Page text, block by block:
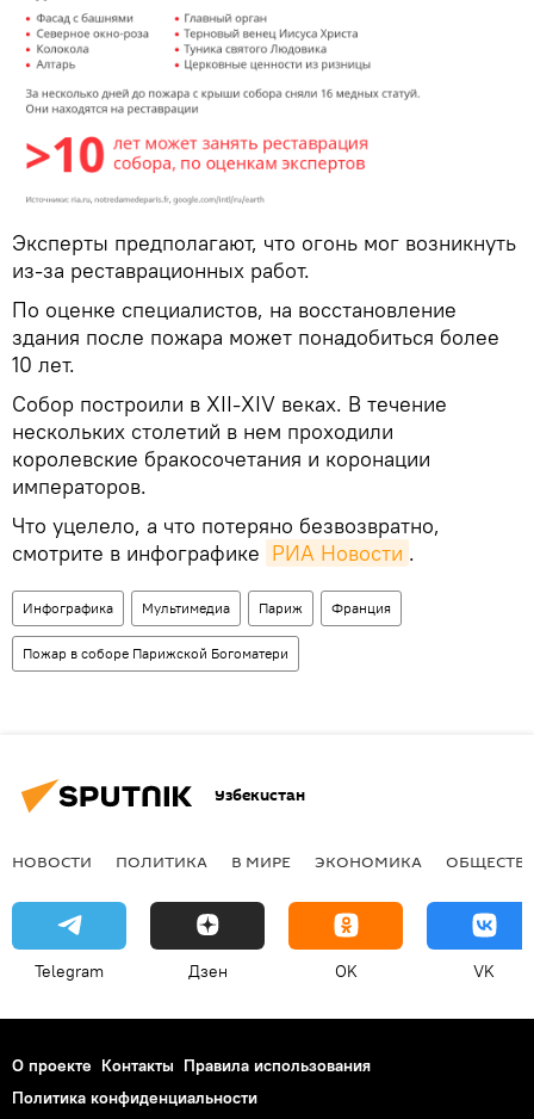
Эксперты предполагают, что огонь мог возникнуть
из-за реставрационных работ.
По оценке специалистов, на восстановление
здания после пожара может понадобиться более
10 лет.
Собор построили в XII-XIV веках. В течение
нескольких столетий в нем проходили
королевские бракосочетания и коронации
императоров.
Что уцелело, а что потеряно безвозвратно,
смотрите в инфографике РИА Новости .
Инфографика Мультимедиа Париж Франция
Пожар в соборе Парижской Богоматери
Узбекистан
НОВОСТИ ПОЛИТИКА В МИРЕ ЭКОНОМИКА
Telegram Дзен OK VK
О проекте Контакты Правила использования
Политика конфиденциальности